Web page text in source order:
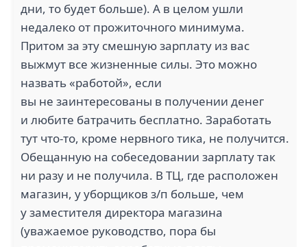
дни, то будет больше). А в целом ушли
недалеко от прожиточного минимума.
Притом за эту смешную зарплату из вас
выжмут все жизненные силы. Это можно
назвать «работой», если
вы не заинтересованы в получении денег
и любите батрачить бесплатно. Заработать
тут что-то, кроме нервного тика, не получится.
Обещанную на собеседовании зарплату так
ни разу и не получила. В ТЦ, где расположен
магазин, у уборщиков з/п больше, чем
у заместителя директора магазина
(уважаемое руководство, пора бы